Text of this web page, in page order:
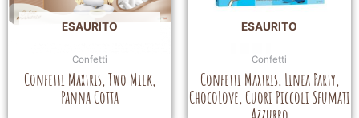
ESAURITO
Confetti
Confetti Maxtris, Two Milk,
Panna Cotta
ESAURITO
Confetti
Confetti Maxtris, Linea Party,
ChocoLove, Cuori Piccoli Sfumati